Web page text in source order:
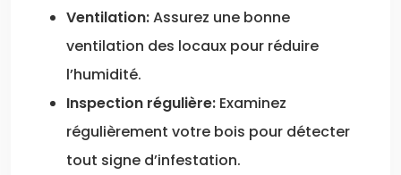
Ventilation:Assurez une bonne
ventilation des locaux pour réduire
l’humidité.
Inspection régulière: Examinez
régulièrement votre bois pour détecter
tout signe d’infestation.